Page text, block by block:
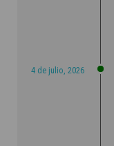
4 de julio, 2026